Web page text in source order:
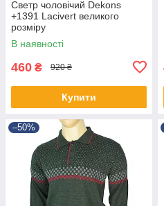
Светр чоловічий Dekons
+1391 Lacivert великого
розміру
В наявності
460 ₴ 920 ₴
Купити
–50%